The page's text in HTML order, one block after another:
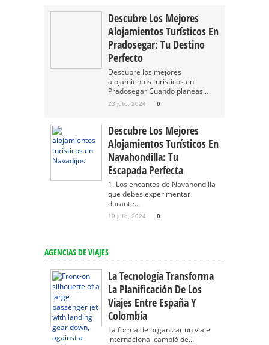
Descubre Los Mejores
Alojamientos Turísticos En
Pradosegar: Tu Destino
Perfecto
Descubre los mejores
alojamientos turísticos en
Pradosegar Cuando planeas...
23 julio, 2024 0
Descubre Los Mejores
Alojamientos Turísticos En
Navahondilla: Tu
Escapada Perfecta
1. Los encantos de Navahondilla
que debes experimentar
durante...
10 julio, 2024 0
AGENCIAS DE VIAJES
La Tecnología Transforma
La Planificación De Los
Viajes Entre España Y
Colombia
La forma de organizar un viaje
internacional cambió de...